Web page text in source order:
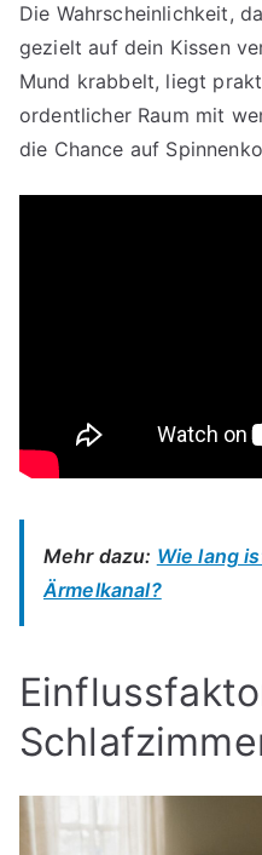
Die Wahrscheinlichkeit,
gezielt auf dein Kissen
Mund krabbelt, liegt
ordentlicher Raum mit
die Chance auf
Mehr dazu: Wie lang
Ärmelkanal?